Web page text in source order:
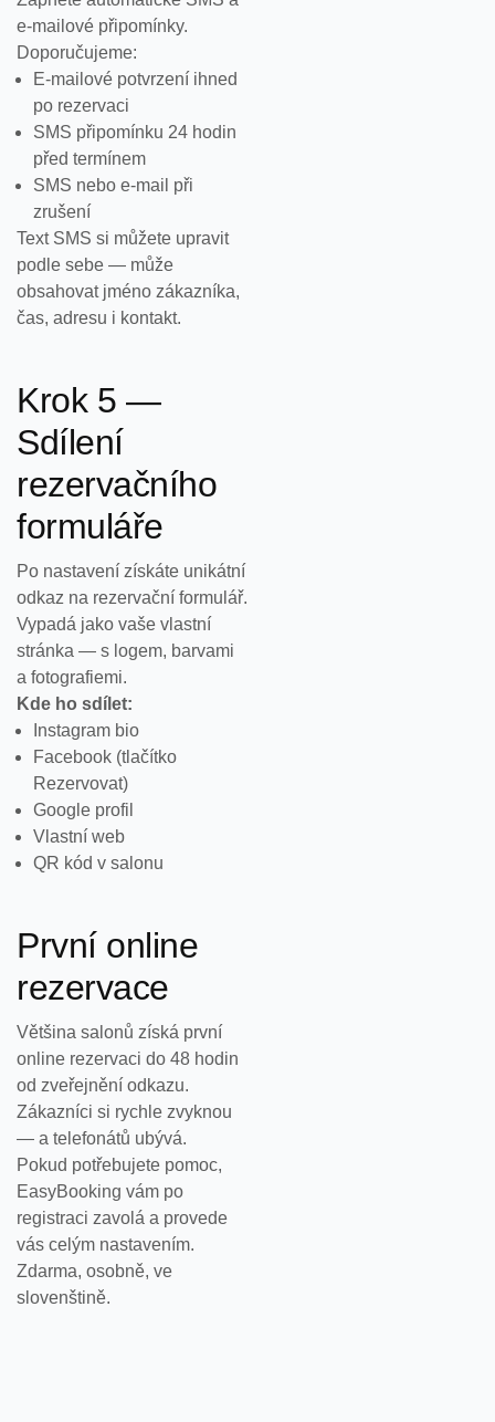
e-mailové připomínky.
Doporučujeme:
E-mailové potvrzení ihned
po rezervaci
SMS připomínku 24 hodin
před termínem
SMS nebo e-mail při
zrušení
Text SMS si můžete upravit
podle sebe — může
obsahovat jméno zákazníka,
čas, adresu i kontakt.
Krok 5 —
Sdílení
rezervačního
formuláře
Po nastavení získáte unikátní
odkaz na rezervační formulář.
Vypadá jako vaše vlastní
stránka — s logem, barvami
a fotografiemi.
Kde ho sdílet:
Instagram bio
Facebook (tlačítko
Rezervovat)
Google profil
Vlastní web
QR kód v salonu
První online
rezervace
Většina salonů získá první
online rezervaci do 48 hodin
od zveřejnění odkazu.
Zákazníci si rychle zvyknou
— a telefonátů ubývá.
Pokud potřebujete pomoc,
EasyBooking vám po
registraci zavolá a provede
vás celým nastavením.
Zdarma, osobně, ve
slovenštině.